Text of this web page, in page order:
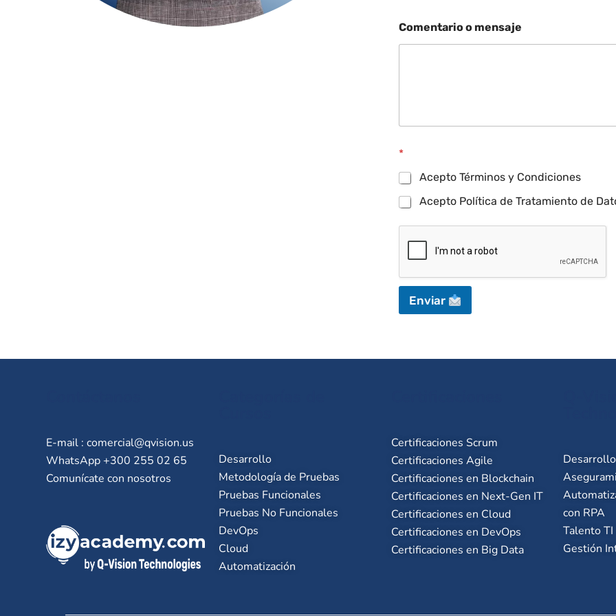
Comentario o mensaje
*
Acepto Términos y Condiciones
Acepto Política de Tratamiento de
Enviar
E-mail : comercial@qvision.us
WhatsApp +300 255 02 65
Comunícate con nosotros
Desarrollo
Metodología de Pruebas
Pruebas Funcionales
Pruebas No Funcionales
DevOps
Cloud
Automatización
Certificaciones Scrum
Certificaciones Agile
Certificaciones en Blockchain
Certificaciones en Next-Gen IT
Certificaciones en Cloud
Certificaciones en DevOps
Certificaciones en Big Data
con RPA
Talento TI
Gestión